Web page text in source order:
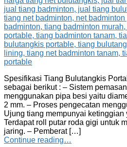
Spesifikasi Tiang Bulutangkis
sebagai berikut : – Sistem
menggunakan pipa besi yaitu
2 mm. – Proses pengecatan
Ujung tiang mempunyai ketinggian
Terdapat roll putar roda gigi untuk
jaring. – Pemberat […]
Continue reading…